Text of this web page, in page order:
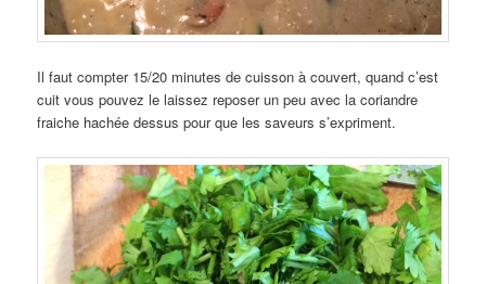
Il faut compter 15/20 minutes de cuisson à couvert, quand c’est
cuit vous pouvez le laissez reposer un peu avec la coriandre
fraiche hachée dessus pour que les saveurs s’expriment.